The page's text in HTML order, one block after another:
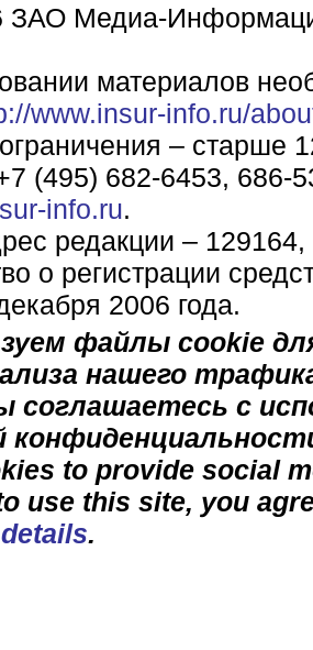
ЗАО Медиа-
материалов
www.insur-info.ru/
– старше
(495) 682-6453, 686-
info.ru.
редакции –
о регистрации
2006 года.
файлы cookie
нашего
соглашаетесь с
to provide social
use this site, you
.